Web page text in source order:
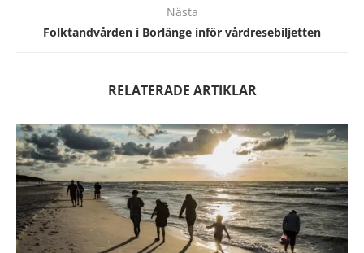
Nästa
Folktandvården i Borlänge inför vårdresebiljetten
RELATERADE ARTIKLAR